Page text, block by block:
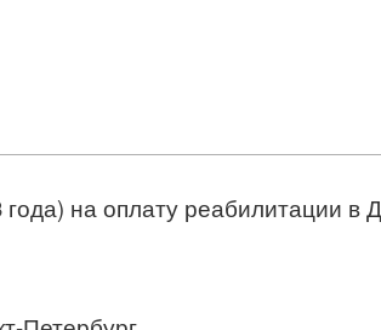
на оплату реабилитации в